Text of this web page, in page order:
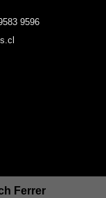
9596
Ferrer